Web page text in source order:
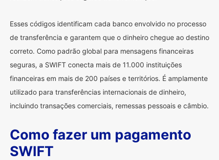
Esses códigos identificam cada banco envolvido no processo
de transferência e garantem que o dinheiro chegue ao destino
correto. Como padrão global para mensagens financeiras
seguras, a SWIFT conecta mais de 11.000 instituições
financeiras em mais de 200 países e territórios. É amplamente
utilizado para transferências internacionais de dinheiro,
incluindo transações comerciais, remessas pessoais e câmbio.
Como fazer um pagamento
SWIFT